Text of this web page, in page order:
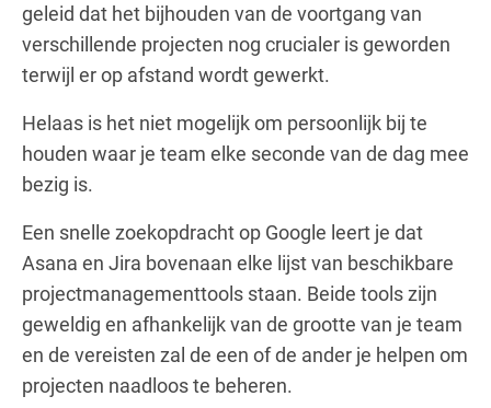
geleid dat het bijhouden van de voortgang van
verschillende projecten nog crucialer is geworden
terwijl er op afstand wordt gewerkt.
Helaas is het niet mogelijk om persoonlijk bij te
houden waar je team elke seconde van de dag mee
bezig is.
Een snelle zoekopdracht op Google leert je dat
Asana en Jira bovenaan elke lijst van beschikbare
projectmanagementtools staan. Beide tools zijn
geweldig en afhankelijk van de grootte van je team
en de vereisten zal de een of de ander je helpen om
projecten naadloos te beheren.